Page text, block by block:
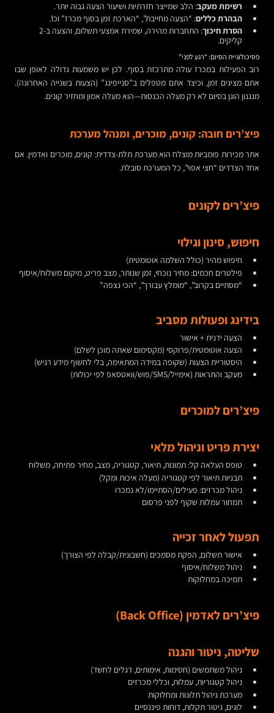
רשימת מעקב: הלב שמייצר חזרתיות ושיעור הצעה גבוה יותר.
הבהרת כללים: “הצעה מחייבת”, “הארכת זמן בסוף מכרז” וכו’.
הסרת חיכוך
: התחברות מהירה, שמירת אמצעי תשלום, והצעה ב-2
קליקים.
פסיכולוגיית הסיום: “רגע לפני”
רוב הפעילות במכרז עולה מתרכזת בסוף. לכן יש משמעות גדולה לאופן שבו
אתם מציגים זמן, וכיצד אתם מטפלים ב”סנייפינג” (הצעות בשנייה האחרונה).
מנגנון הוגן בסיום לא רק מעלה הכנסות—הוא מעלה אמון ומחזיר קונים.
פיצ’רים חובה: קונים, מוכרים, ומנהל מערכת
אתר מכירות פומביות מוצלח הוא מערכת תלת-צדדית: קונים, מוכרים ואדמין. אם
אחד הצדדים “חצי אפוי”, כל המערכת סובלת.
פיצ’רים לקונים
חיפוש, סינון וגילוי
חיפוש מהיר (כולל השלמה אוטומטית)
פילטרים חכמים: מחיר נוכחי, זמן שנותר, מצב פריט, מיקום משלוח/איסוף
“מסתיים בקרוב”, “מומלץ עבורך”, “הכי נצפה”
בידינג ופעולות מסביב
הצעה ידנית + אישור
הצעה אוטומטית/פרוקסי (מקסימום שאתה מוכן לשלם)
היסטוריית הצעות (שקופה במידה המתאימה, בלי לחשוף מידע רגיש)
מעקב והתראות (אימייל/SMS/פוש/וואטסאפ לפי יכולות)
פיצ’רים למוכרים
יצירת פריט וניהול מלאי
טופס העלאה קל: תמונות, תיאור, קטגוריה, מצב, מחיר פתיחה, משלוח
תבניות תיאור לפי קטגוריה (מעלה איכות ומקל)
ניהול מכרזים: פעילים/הסתיימו/לא נמכרו
תמחור עמלות שקוף לפני פרסום
תפעול לאחר זכייה
אישור תשלום, הפקת מסמכים (חשבונית/קבלה לפי הצורך)
ניהול משלוח/איסוף
תמיכה במחלוקות
פיצ’רים לאדמין (Back Office)
שליטה, ניטור והגנה
ניהול משתמשים (חסימות, אימותים, דגלים לחשד)
ניהול קטגוריות, עמלות, וכללי מכרזים
מערכת ניהול תלונות ומחלוקות
לוגים, ניטור תקלות, דוחות פיננסיים